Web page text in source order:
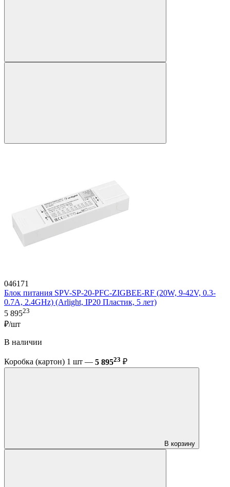
046171
Блок питания SPV-SP-20-PFC-ZIGBEE-RF (20W, 9-42V, 0.3-
0.7A, 2.4GHz) (Arlight, IP20 Пластик, 5 лет)
5 89523
₽/шт
В наличии
Коробка (картон) 1 шт — 5 89523 ₽
В корзину